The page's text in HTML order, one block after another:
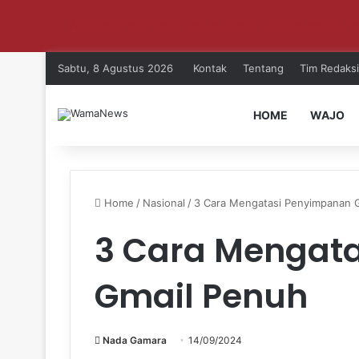
Sabtu, 8 Agustus 2026 Kontak Tentang Tim Redaksi
HOME WAJO
Home / Nasional / 3 Cara Mengatasi Penyimpanan
3 Cara
Gmail Penuh
Nada Gamara 14/09/2024